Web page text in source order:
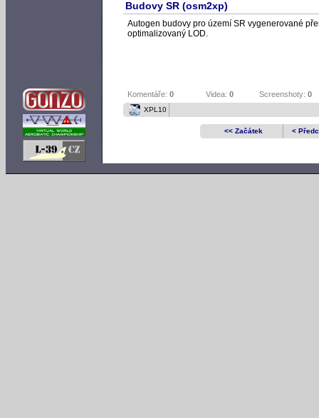
Budovy SR (osm2xp)
Autogen budovy pro území SR vygenerované
optimalizovaný LOD.
Komentáře: 0 Videa: 0 Screenshoty: 0
XPL10
<< Začátek <